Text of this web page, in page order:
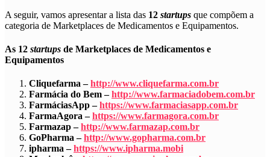
A seguir, vamos apresentar a lista das 12 startups que compõem a
categoria de Marketplaces de Medicamentos e Equipamentos.
As 12 startups de Marketplaces de Medicamentos e
Equipamentos
Cliquefarma –http://www.cliquefarma.com.br
Farmácia do Bem –http://www.farmaciadobem.com.br
FarmáciasApp –https://www.farmaciasapp.com.br
FarmaAgora –https://www.farmagora.com.br
Farmazap –http://www.farmazap.com.br
GoPharma –http://www.gopharma.com.br
ipharma –https://www.ipharma.mobi